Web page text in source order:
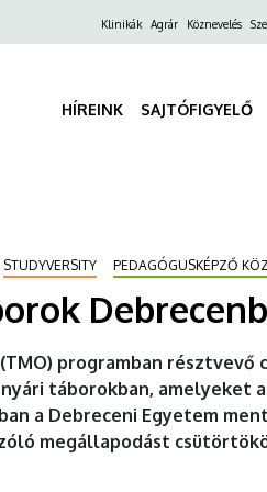
FelsőKlinikák Agrár Köznevelés
HÍREINK SAJTÓFIGYELŐ
STUDYVERSITY PEDAGÓGUSKÉPZŐ
programban résztvevő
táborokban, amelyeket
a Debreceni Egyetem
megállapodást